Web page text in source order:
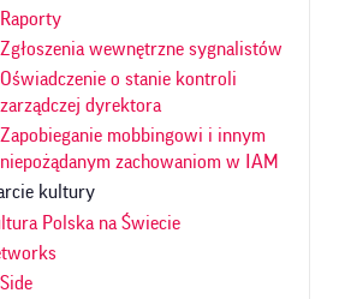
Raporty
Zgłoszenia wewnętrzne sygnalistów
Oświadczenie o stanie kontroli
zarządczej dyrektora
Zapobieganie mobbingowi i innym
niepożądanym zachowaniom w IAM
kultury
Polska na Świecie